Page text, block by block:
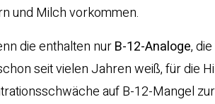
und Milch vorkommen.
die enthalten nurB-12-Analoge,
seit vielen Jahren weiß, für die
auf B-12-Mangel